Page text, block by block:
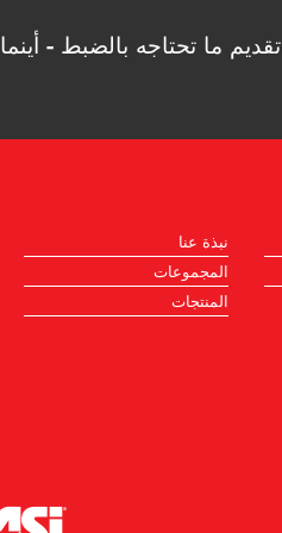
تقديم ما تحتاجه بالضبط - أينما
نبذة عنا
المجموعات
المنتجات